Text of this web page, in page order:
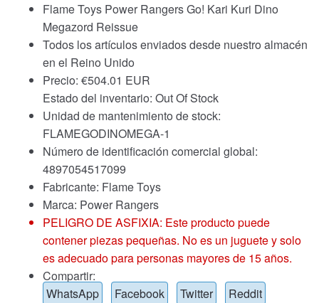
Flame Toys Power Rangers Go! Kari Kuri Dino
Megazord Reissue
Todos los artículos enviados desde nuestro almacén
en el Reino Unido
Precio: €504.01 EUR
Estado del inventario: Out Of Stock
Unidad de mantenimiento de stock:
FLAMEGODINOMEGA-1
Número de identificación comercial global:
4897054517099
Fabricante: Flame Toys
Marca: Power Rangers
PELIGRO DE ASFIXIA: Este producto puede
contener piezas pequeñas. No es un juguete y solo
es adecuado para personas mayores de 15 años.
Compartir:
WhatsApp
Facebook Twitter Reddit